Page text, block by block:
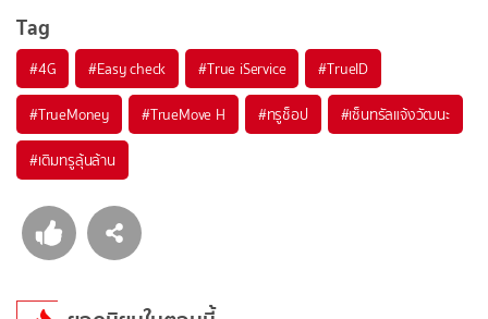
Tag
#4G #Easy check #True iService #TrueID
#TrueMoney #TrueMove H #ทรูช็อป #เซ็นทรัลแจ้งวัฒนะ
#เติมทรูลุ้นล้าน